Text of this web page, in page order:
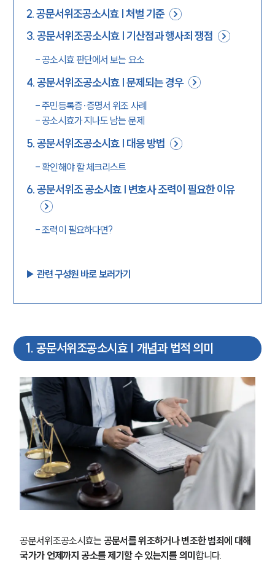
2.공문서위조공소시효 | 처벌 기준
3.공문서위조공소시효 | 기산점과 행사죄 쟁점
-공소시효 판단에서 보는 요소
4.공문서위조공소시효 | 문제되는 경우
-주민등록증·증명서 위조 사례
-공소시효가 지나도 남는 문제
5.공문서위조공소시효 | 대응 방법
- 확인해야 할 체크리스트
6.공문서위조 공소시효 | 변호사 조력이 필요한 이유
-조력이 필요하다면?
▶︎ 관련 구성원 바로 보러가기
1 . 공문서위조공소시효 | 개념과 법적 의미
공문서위조공소시효는 공문서를 위조하거나 변조한 범죄에 대해
국가가 언제까지 공소를 제기할 수 있는지를 의미 합니다.